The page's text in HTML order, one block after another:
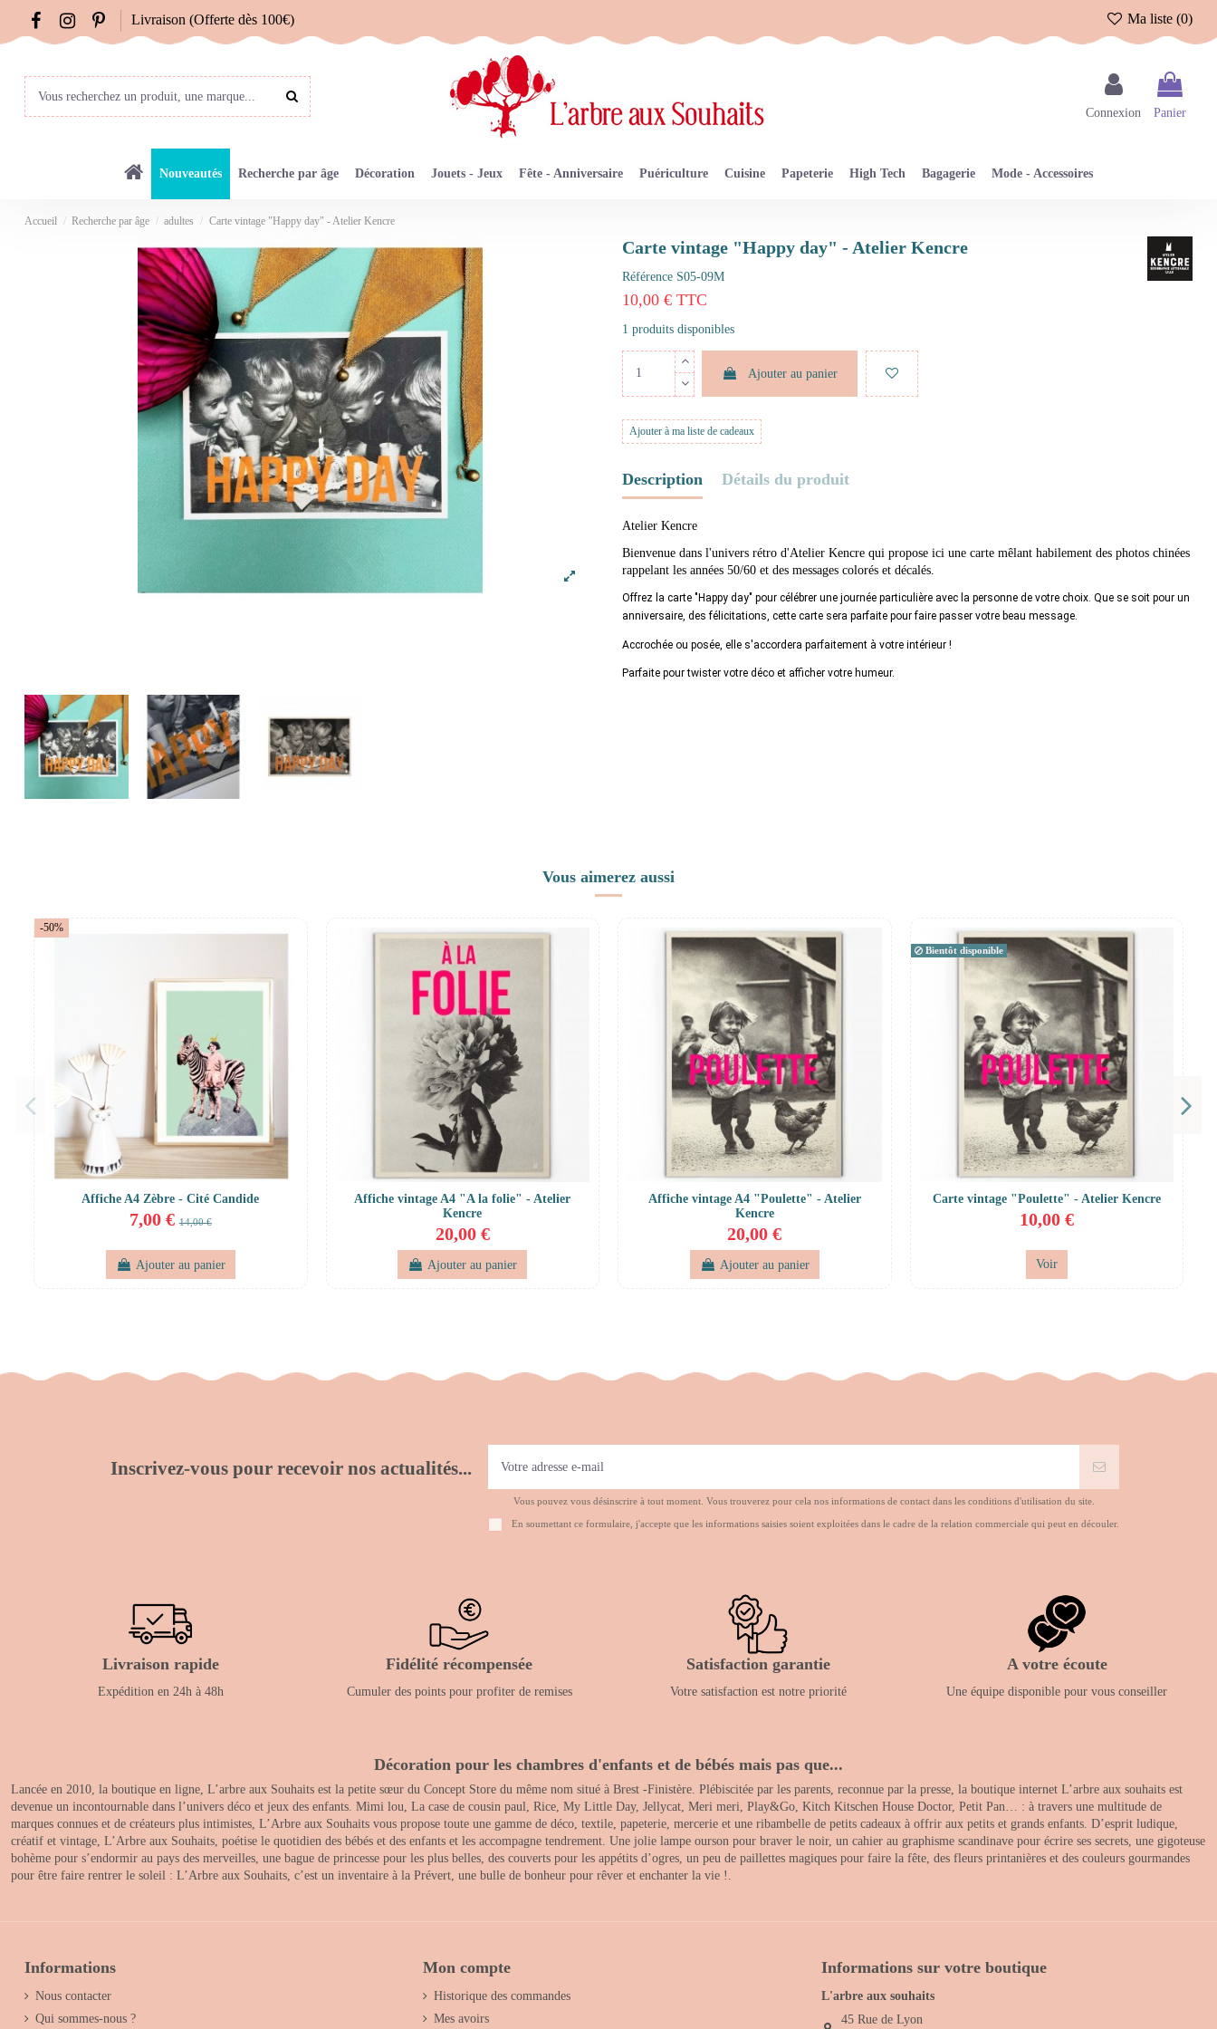
Livraison (Offerte dès 100€) Ma liste (0)
Connexion Panier
Nouveautés Recherche par âge Décoration Jouets - Jeux Fête - Anniversaire Puériculture Cuisine Papeterie High Tech Bagagerie Mode - Accessoires
Accueil Recherche par âge adultes Carte vintage "Happy day" - Atelier Kencre
Carte vintage "Happy day" - Atelier Kencre
Référence S05-09M
10,00 € TTC
1 produits disponibles
Ajouter au panier
Ajouter à ma liste de cadeaux
Description Détails du produit
Atelier Kencre
Bienvenue dans l'univers rétro d'Atelier Kencre qui propose ici une carte mêlant habilement des photos chinées
rappelant les années 50/60 et des messages colorés et décalés.
Offrez la carte "Happy day" pour célébrer une journée particulière avec la personne de votre choix. Que se soit pour un
anniversaire, des félicitations, cette carte sera parfaite pour faire passer votre beau message.
Accrochée ou posée, elle s'accordera parfaitement à votre intérieur !
Parfaite pour twister votre déco et afficher votre humeur.
Vous aimerez aussi
-50%
Affiche A4 Zèbre - Cité Candide
7,00 €14,00 €
Ajouter au panier
Affiche vintage A4 "A la folie" - Atelier
Kencre
20,00 €
Ajouter au panier
Affiche vintage A4 "Poulette" - Atelier
Kencre
20,00 €
Ajouter au panier
Bientôt disponible
Carte vintage "Poulette" - Atelier Kencre
10,00 €
Voir
Inscrivez-vous pour recevoir nos actualités...
Vous pouvez vous désinscrire à tout moment. Vous trouverez pour cela nos informations de contact dans les conditions d'utilisation du site.
En soumettant ce formulaire, j'accepte que les informations saisies soient exploitées dans le cadre de la relation commerciale qui peut en découler.
Livraison rapide
Expédition en 24h à 48h
Fidélité récompensée
Cumuler des points pour profiter de remises
Satisfaction garantie
Votre satisfaction est notre priorité
A votre écoute
Une équipe disponible pour vous conseiller
Décoration pour les chambres d'enfants et de bébés mais pas que...
Lancée en 2010, la boutique en ligne, L’arbre aux Souhaits est la petite sœur du Concept Store du même nom situé à Brest -Finistère. Plébiscitée par les parents, reconnue par la presse, la boutique internet L’arbre aux souhaits est
devenue un incontournable dans l’univers déco et jeux des enfants. Mimi lou, La case de cousin paul, Rice, My Little Day, Jellycat, Meri meri, Play&Go, Kitch Kitschen House Doctor, Petit Pan… : à travers une multitude de
marques connues et de créateurs plus intimistes, L’Arbre aux Souhaits vous propose toute une gamme de déco, textile, papeterie, mercerie et une ribambelle de petits cadeaux à offrir aux petits et grands enfants. D’esprit ludique,
créatif et vintage, L’Arbre aux Souhaits, poétise le quotidien des bébés et des enfants et les accompagne tendrement. Une jolie lampe ourson pour braver le noir, un cahier au graphisme scandinave pour écrire ses secrets, une gigoteuse
bohème pour s’endormir au pays des merveilles, une bague de princesse pour les plus belles, des couverts pour les appétits d’ogres, un peu de paillettes magiques pour faire la fête, des fleurs printanières et des couleurs gourmandes
pour être faire rentrer le soleil : L’Arbre aux Souhaits, c’est un inventaire à la Prévert, une bulle de bonheur pour rêver et enchanter la vie !.
Informations
Nous contacter
Qui sommes-nous ?
Mon compte
Historique des commandes
Mes avoirs
Informations sur votre boutique
L'arbre aux souhaits
45 Rue de Lyon